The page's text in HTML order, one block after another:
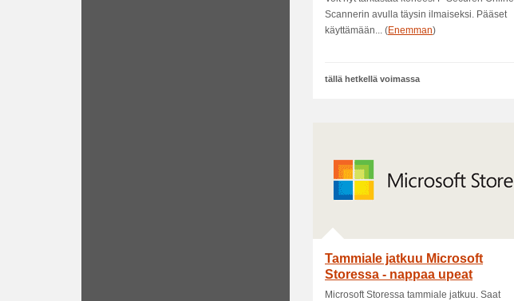
Scannerin avulla täysin ilmaiseksi. Pääset
käyttämään... (Enemman)
tällä hetkellä voimassa
Tammiale jatkuu Microsoft
Storessa - nappaa upeat
tarjoukset
Microsoft Storessa tammiale jatkuu. Saat